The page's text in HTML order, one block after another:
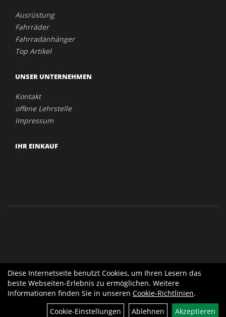
Ausrüstung
Fahrräder
Fahrradänhänger
Top Artikel
UNSER UNTERNEHMEN
Kontakt
offene Lehrstelle
Impressum
IHR EINKAUF
Diese Internetseite benutzt Cookies, um Ihren Lesern das
beste Webseiten-Erlebnis zu ermöglichen. Weitere
Informationen finden Sie in unseren Cookie-Richtlinien.
Cookie-Einstellungen
Ablehnen Akzeptieren